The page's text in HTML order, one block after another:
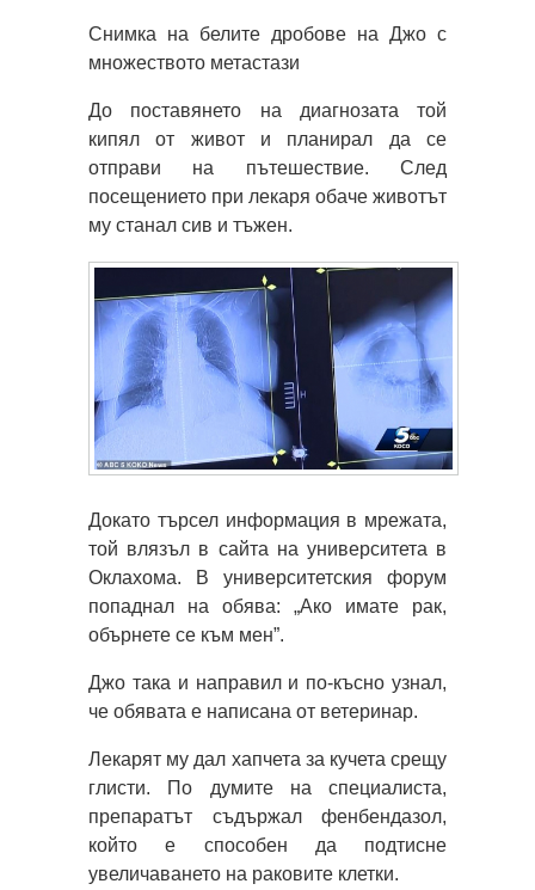
Снимка на белите дробове на Джо с
множеството метастази
До поставянето на диагнозата той
кипял от живот и планирал да се
отправи на пътешествие. След
посещението при лекаря обаче животът
му станал сив и тъжен.
Докато търсел информация в мрежата,
той влязъл в сайта на университета в
Оклахома. В университетския форум
попаднал на обява: „Ако имате рак,
обърнете се към мен”.
Джо така и направил и по-късно узнал,
че обявата е написана от ветеринар.
Лекарят му дал хапчета за кучета срещу
глисти. По думите на специалиста,
препаратът съдържал фенбендазол,
който е способен да подтисне
увеличаването на раковите клетки.